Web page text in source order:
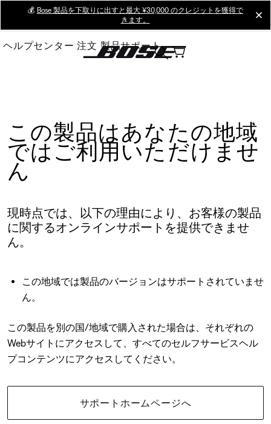
Main
💰 Bose 製品を下取りに出すと最大 ¥30,000 のクレジットを獲得で
きます。
ヘルプセンター 注文 製品サポート
この製品はあなたの地域
ではご利用いただけませ
ん
現時点では、以下の理由により、お客様の製品
に関するオンラインサポートを提供できませ
ん。
この地域では製品のバージョンはサポートされていませ
ん。
この製品を別の国/地域で購入された場合は、それぞれの
Webサイトにアクセスして、すべてのセルフサービスヘル
プコンテンツにアクセスしてください。
サポートホームページへ